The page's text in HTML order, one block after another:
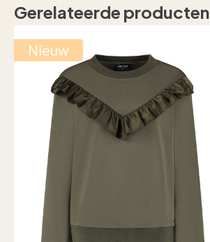
Gerelateerde producten
Nieuw